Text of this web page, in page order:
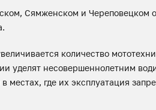
Сямженском и Череповецком
количество
уделят несовершеннолетним
местах, где их эксплуатация